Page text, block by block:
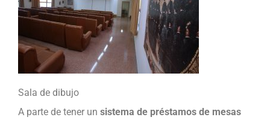
Sala de dibujo
A parte de tener un sistema de préstamos de mesas